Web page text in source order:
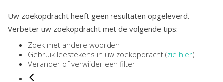
Uw zoekopdracht heeft geen resultaten opgeleverd.
Verbeter uw zoekopdracht met de volgende tips:
Zoek met andere woorden
Gebruik leestekens in uw zoekopdracht (zie hier)
Verander of verwijder een filter